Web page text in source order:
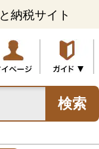
納税サイト
検索